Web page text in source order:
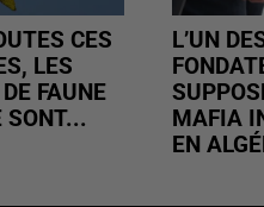
CES
LES
FAUNE
SONT...
L’UN
MAFIA
EN